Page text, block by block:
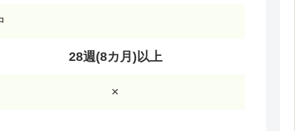
28週(8カ月)以上
×